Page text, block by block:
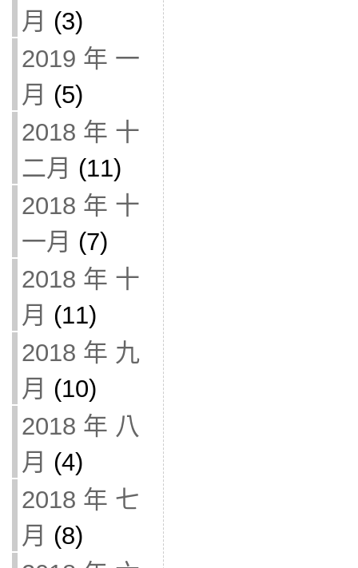
月 (3)
2019 年 一
月 (5)
2018 年 十
二月 (11)
2018 年 十
一月 (7)
2018 年 十
月 (11)
2018 年 九
月 (10)
2018 年 八
月 (4)
2018 年 七
月 (8)